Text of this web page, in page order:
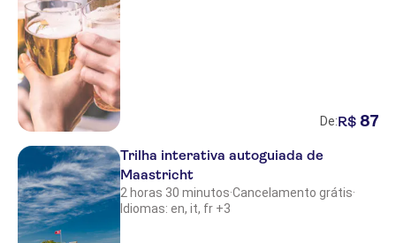
De:R$ 87
Trilha interativa autoguiada de
Maastricht
2 horas 30 minutos·Cancelamento grátis·
Idiomas: en, it, fr +3